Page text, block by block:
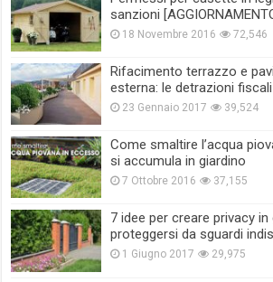
sanzioni
18 Novembre 2016 72,546
Rifacimento terrazzo e
esterna: le detrazioni
23 Gennaio 2017 39,524
Come smaltire l’acqua
si accumula in giardino
7 Ottobre 2016 37,155
7 idee per creare privacy in
proteggersi da sguardi
1 Giugno 2017 29,975